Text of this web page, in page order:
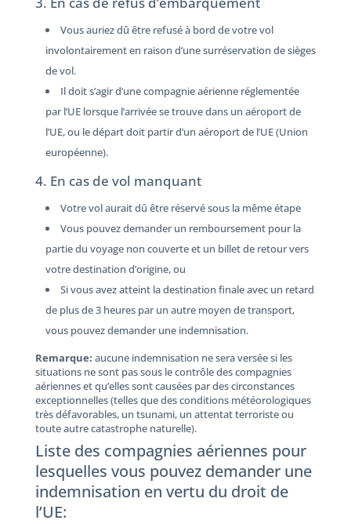
Vous auriez dû être refusé à bord de votre vol
involontairement en raison d’une surréservation de sièges
de vol.
Il doit s’agir d’une compagnie aérienne réglementée
par l’UE lorsque l’arrivée se trouve dans un aéroport de
l’UE, ou le départ doit partir d’un aéroport de l’UE (Union
européenne).
4. En cas de vol manquant
Votre vol aurait dû être réservé sous la même étape
Vous pouvez demander un remboursement pour la
partie du voyage non couverte et un billet de retour vers
votre destination d’origine, ou
Si vous avez atteint la destination finale avec un retard
de plus de 3 heures par un autre moyen de transport,
vous pouvez demander une indemnisation.
Remarque: aucune indemnisation ne sera versée si les
situations ne sont pas sous le contrôle des compagnies
aériennes et qu’elles sont causées par des circonstances
exceptionnelles (telles que des conditions météorologiques
très défavorables, un tsunami, un attentat terroriste ou
toute autre catastrophe naturelle).
Liste des compagnies aériennes pour
lesquelles vous pouvez demander une
indemnisation en vertu du droit de
l’UE: